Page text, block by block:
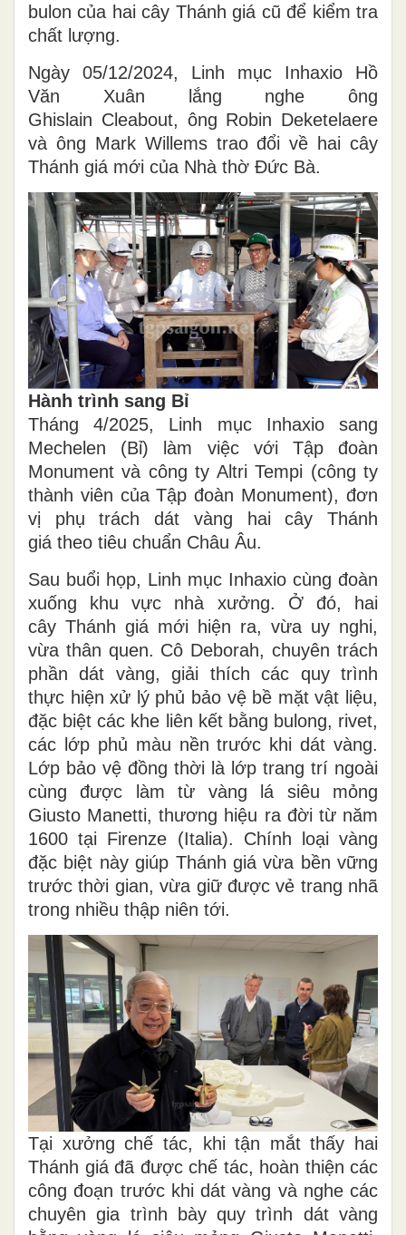
bulon của hai cây Thánh giá cũ để kiểm tra
chất lượng.
Ngày 05/12/2024, Linh mục Inhaxio Hồ
Văn Xuân lắng nghe ông
Ghislain Cleabout, ông Robin Deketelaere
và ông Mark Willems trao đổi về hai cây
Thánh giá mới của Nhà thờ Đức Bà.
Hành trình sang Bỉ
Tháng 4/2025, Linh mục Inhaxio sang
Mechelen (Bỉ) làm việc với Tập đoàn
Monument và công ty Altri Tempi (công ty
thành viên của Tập đoàn Monument), đơn
vị phụ trách dát vàng hai cây Thánh
giá theo tiêu chuẩn Châu Âu.
Sau buổi họp, Linh mục Inhaxio cùng đoàn
xuống khu vực nhà xưởng. Ở đó, hai
cây Thánh giá mới hiện ra, vừa uy nghi,
vừa thân quen. Cô Deborah, chuyên trách
phần dát vàng, giải thích các quy trình
thực hiện xử lý phủ bảo vệ bề mặt vật liệu,
đặc biệt các khe liên kết bằng bulong, rivet,
các lớp phủ màu nền trước khi dát vàng.
Lớp bảo vệ đồng thời là lớp trang trí ngoài
cùng được làm từ vàng lá siêu mỏng
Giusto Manetti, thương hiệu ra đời từ năm
1600 tại Firenze (Italia). Chính loại vàng
đặc biệt này giúp Thánh giá vừa bền vững
trước thời gian, vừa giữ được vẻ trang nhã
trong nhiều thập niên tới.
Tại xưởng chế tác, khi tận mắt thấy hai
Thánh giá đã được chế tác, hoàn thiện các
công đoạn trước khi dát vàng và nghe các
chuyên gia trình bày quy trình dát vàng